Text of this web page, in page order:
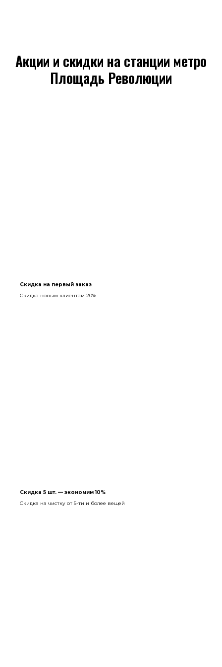
Акции и скидки на станции метро
Площадь Революции
Скидка на первый заказ
Скидка новым клиентам 20%
Скидка 5 шт. — экономим 10%
Скидка на чистку от 5-ти и более вещей